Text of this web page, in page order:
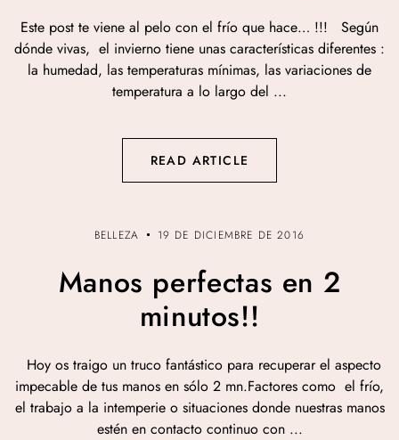
Este post te viene al pelo con el frío que hace… !!! Según
dónde vivas, el invierno tiene unas características diferentes :
la humedad, las temperaturas mínimas, las variaciones de
temperatura a lo largo del ...
READ ARTICLE
BELLEZA 19 DE DICIEMBRE DE 2016
Manos perfectas en 2
minutos!!
Hoy os traigo un truco fantástico para recuperar el aspecto
impecable de tus manos en sólo 2 mn.Factores como el frío,
el trabajo a la intemperie o situaciones donde nuestras manos
estén en contacto continuo con ...